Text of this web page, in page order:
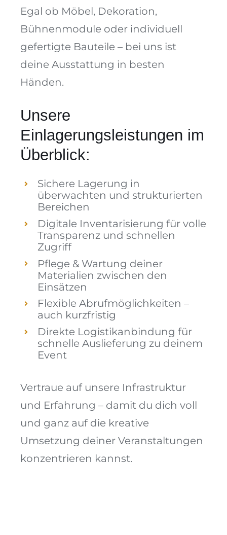
Egal ob Möbel, Dekoration,
Bühnenmodule oder individuell
gefertigte Bauteile – bei uns ist
deine Ausstattung in besten
Händen.
Unsere
Einlagerungsleistungen im
Überblick:
Sichere Lagerung in
überwachten und strukturierten
Bereichen
Digitale Inventarisierung für volle
Transparenz und schnellen
Zugriff
Pflege & Wartung deiner
Materialien zwischen den
Einsätzen
Flexible Abrufmöglichkeiten –
auch kurzfristig
Direkte Logistikanbindung für
schnelle Auslieferung zu deinem
Event
Vertraue auf unsere Infrastruktur
und Erfahrung – damit du dich voll
und ganz auf die kreative
Umsetzung deiner Veranstaltungen
konzentrieren kannst.